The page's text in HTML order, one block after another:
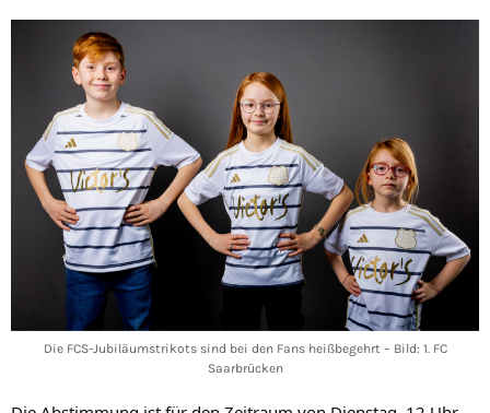
Die FCS-Jubiläumstrikots sind bei den Fans heißbegehrt – Bild: 1. FC
Saarbrücken